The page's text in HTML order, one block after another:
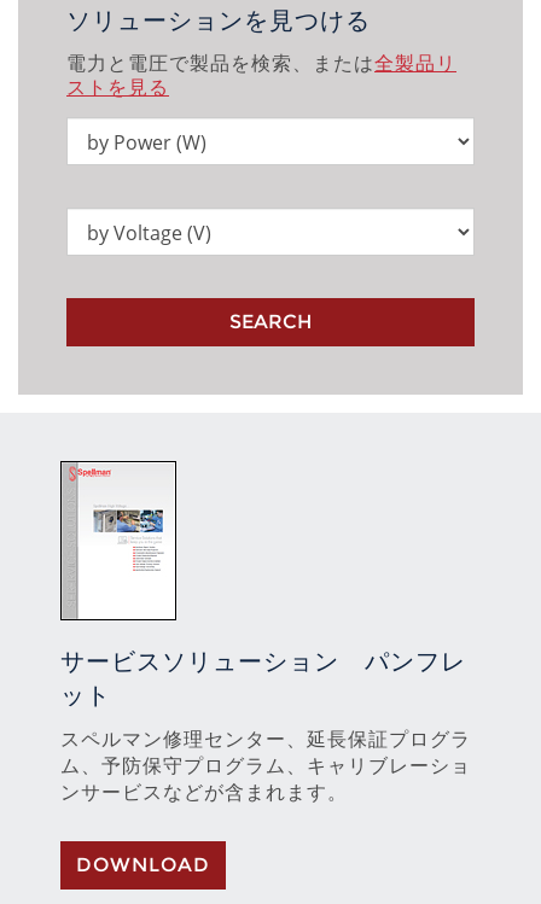
ソリューションを見つける
電力と電圧で製品を検索、または全製品リ
ストを見る
SEARCH
サービスソリューション パンフレ
ット
スペルマン修理センター、延長保証プログラ
ム、予防保守プログラム、キャリブレーショ
ンサービスなどが含まれます。
DOWNLOAD